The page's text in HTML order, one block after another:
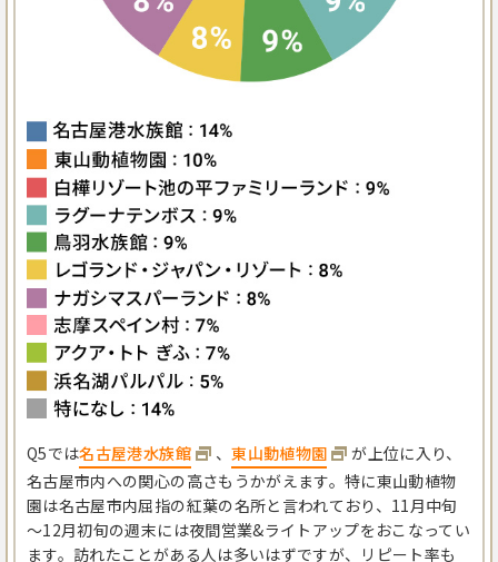
Q5では名古屋港水族館 、東山動植物園
が上位に入り、
名古屋市内への関心の高さもうかがえます。特に東山動植物
園は名古屋市内屈指の紅葉の名所と言われており、11月中旬
～12月初旬の週末には夜間営業&ライトアップをおこなってい
ます。訪れたことがある人は多いはずですが、リピート率も